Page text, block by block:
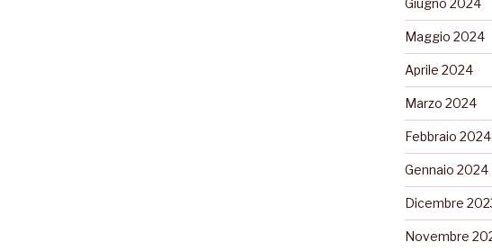
Giugno 2024
Maggio 2024
Aprile 2024
Marzo 2024
Febbraio 2024
Gennaio 2024
Dicembre
Novembre